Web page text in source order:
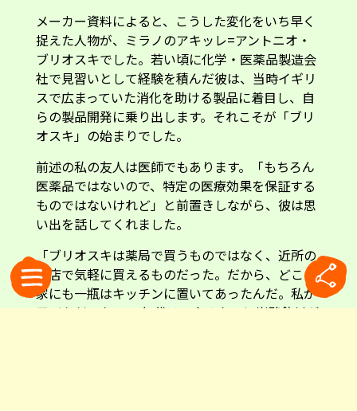
メーカー資料によると、こうした変化をいち早く
捉えた人物が、ミラノのアキッレ=アントニオ・
ブリオスキでした。若い頃に化学・医薬品製造会
社で見習いとして経験を積んだ彼は、当時イギリ
スで広まっていた消化を助ける製品に着目し、自
らの製品開発に乗り出します。それこそが「ブリ
オスキ」の始まりでした。
前述の私の友人は医師でもあります。「もちろん
医薬品ではないので、特定の医療効果を保証する
ものではないけれど」と前置きしながら、彼は思
い出を話してくれました。
「ブリオスキは薬局で買うものではなく、近所の
商店で気軽に買えるものだった。だから、どこの
家にも一瓶はキッチンに置いてあったんだ。私が
子どもだった1950年代は、今みたいに炭酸飲料が